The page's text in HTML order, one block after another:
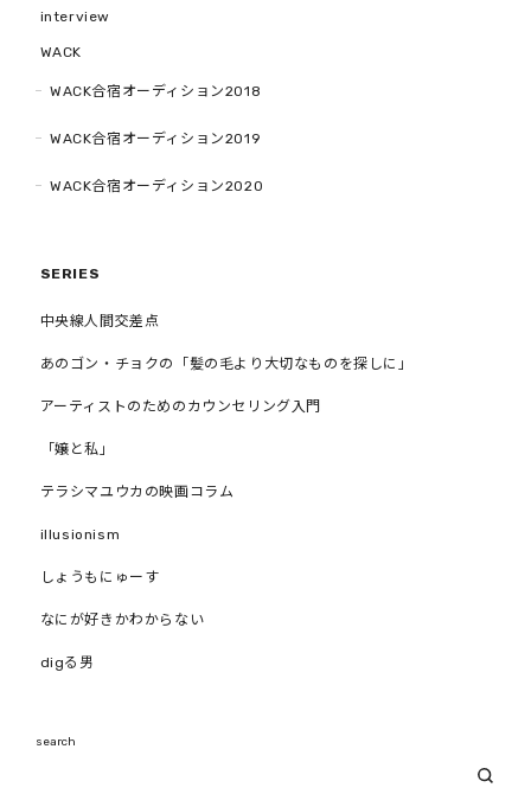
interview
WACK
WACK合宿オーディション2018
WACK合宿オーディション2019
WACK合宿オーディション2020
SERIES
中央線人間交差点
あのゴン・チョクの「髪の毛より大切なものを探しに」
アーティストのためのカウンセリング入門
「嬢と私」
テラシマユウカの映画コラム
illusionism
しょうもにゅーす
なにが好きかわからない
digる男
search